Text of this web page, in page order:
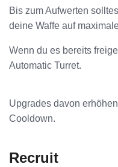
Bis zum Aufwerten
deine Waffe auf
Wenn du es bereits
Automatic Turret.
Upgrades davon
Cooldown.
Recruit